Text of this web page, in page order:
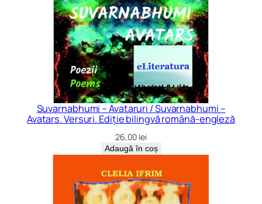
Suvarnabhumi – Avataruri / Suvarnabhumi –
Avatars. Versuri. Ediție bilingvă română-engleză
26,00 lei
Adaugă în coș